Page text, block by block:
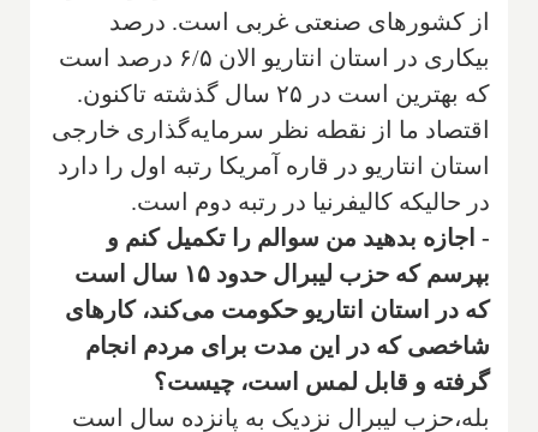
از کشورهای صنعتی غربی است. درصد
بیکاری در استان انتاریو الان ۶/۵ درصد است
که بهترین است در ۲۵ سال گذشته تاکنون.
اقتصاد ما از نقطه نظر سرمایه‌گذاری خارجی
استان انتاریو در قاره آمریکا رتبه اول را دارد
در حالیکه کالیفرنیا در رتبه دوم است.
- اجازه بدهید من سوالم را تکمیل کنم و
بپرسم که حزب لیبرال حدود ۱۵ سال است
که در استان انتاریو حکومت می‌کند، کارهای
شاخصی که در این مدت برای مردم انجام
گرفته و قابل لمس است، چیست؟
بله،حزب لیبرال نزدیک به پانزده سال است